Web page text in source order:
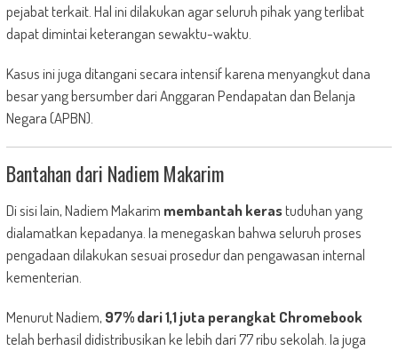
pejabat terkait. Hal ini dilakukan agar seluruh pihak yang terlibat
dapat dimintai keterangan sewaktu-waktu.
Kasus ini juga ditangani secara intensif karena menyangkut dana
besar yang bersumber dari Anggaran Pendapatan dan Belanja
Negara (APBN).
Bantahan dari Nadiem Makarim
Di sisi lain, Nadiem Makarim membantah kerastuduhan yang
dialamatkan kepadanya. Ia menegaskan bahwa seluruh proses
pengadaan dilakukan sesuai prosedur dan pengawasan internal
kementerian.
Menurut Nadiem, 97% dari 1,1 juta perangkat Chromebook
telah berhasil didistribusikan ke lebih dari 77 ribu sekolah. Ia juga